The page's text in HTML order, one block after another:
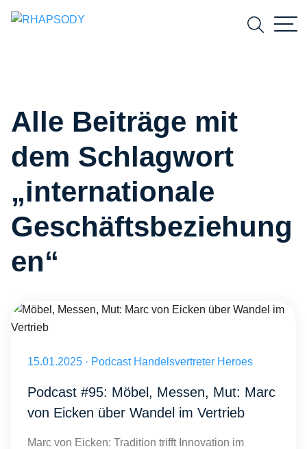
Suchen
Alle Beiträge mit
dem Schlagwort
„internationale
Geschäftsbeziehung
en“
Veröffentlicht am 15.01.2025
15.01.2025 · Podcast Handelsvertreter Heroes
Podcast #95: Möbel, Messen, Mut: Marc
von Eicken über Wandel im Vertrieb
Marc von Eicken: Tradition trifft Innovation im